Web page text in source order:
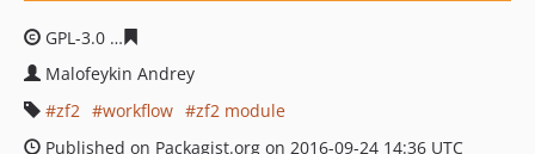
GPL-3.0
Malofeykin Andrey
zf2
workflow
zf2 module
Published on Packagist.org on 2016-09-24 14:36 UTC